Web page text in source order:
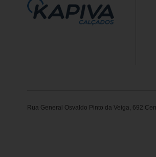
Rua General Osvaldo Pinto da Veiga, 692